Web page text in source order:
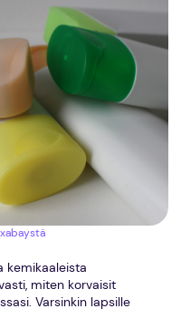
kemikaaleista
miten korvaisit
Varsinkin lapsille